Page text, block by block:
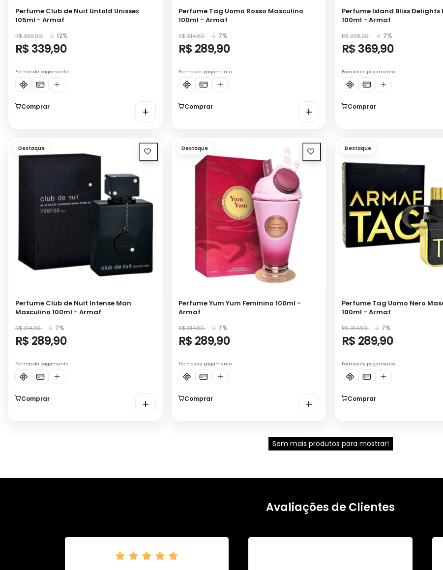
Perfume Club de Nuit Untold Unissex
105ml - Armaf
R$ 389,90 12%
R$ 339,90
Formas de pagamento
Comprar +
Perfume Tag Uomo Rosso Masculino
100ml - Armaf
R$ 314,90 7%
R$ 289,90
Formas de pagamento
Comprar +
Perfume Island Bliss Delights
100ml - Armaf
R$ 398,90 7%
R$ 369,90
Formas de pagamento
Comprar
Destaque
Perfume Club de Nuit Intense Man
Masculino 100ml - Armaf
R$ 314,90 7%
R$ 289,90
Formas de pagamento
Comprar +
Destaque
Perfume Yum Yum Feminino 100ml -
Armaf
R$ 314,90 7%
R$ 289,90
Formas de pagamento
Comprar +
Destaque
Perfume Tag Uomo Nero
100ml - Armaf
R$ 314,90 7%
R$ 289,90
Formas de pagamento
Comprar
Sem mais produtos para mostrar!
Avaliações de Clientes